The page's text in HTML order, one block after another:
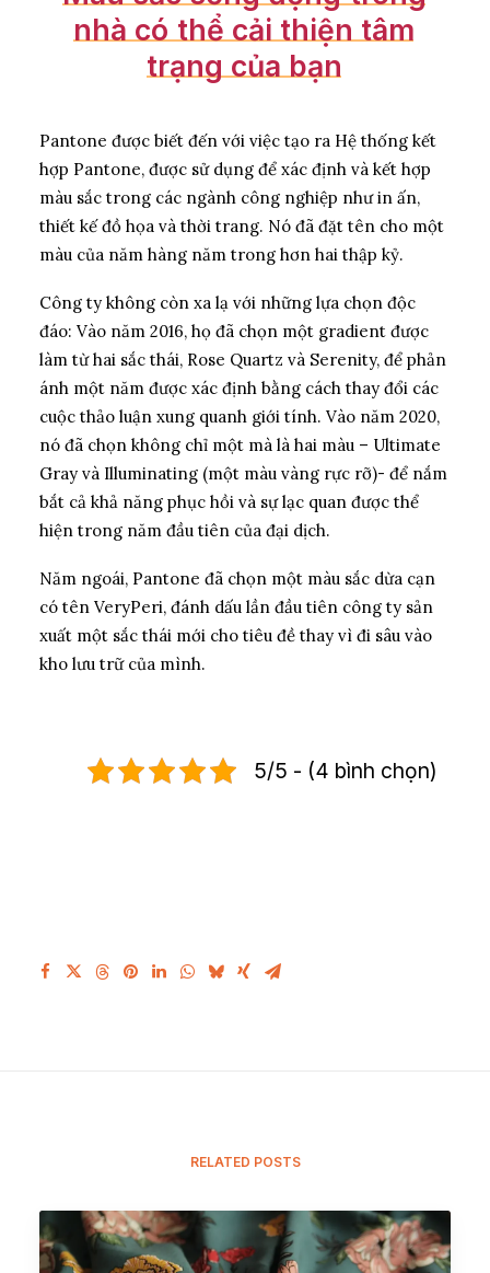
nhà có thể cải thiện tâm
trạng của bạn
Pantone được biết đến với việc tạo ra Hệ thống kết
hợp Pantone, được sử dụng để xác định và kết hợp
màu sắc trong các ngành công nghiệp như in ấn,
thiết kế đồ họa và thời trang. Nó đã đặt tên cho một
màu của năm hàng năm trong hơn hai thập kỷ.
Công ty không còn xa lạ với những lựa chọn độc
đáo: Vào năm 2016, họ đã chọn một gradient được
làm từ hai sắc thái, Rose Quartz và Serenity, để phản
ánh một năm được xác định bằng cách thay đổi các
cuộc thảo luận xung quanh giới tính. Vào năm 2020,
nó đã chọn không chỉ một mà là hai màu – Ultimate
Gray và Illuminating (một màu vàng rực rỡ)- để nắm
bắt cả khả năng phục hồi và sự lạc quan được thể
hiện trong năm đầu tiên của đại dịch.
Năm ngoái, Pantone đã chọn một màu sắc dừa cạn
có tên VeryPeri, đánh dấu lần đầu tiên công ty sản
xuất một sắc thái mới cho tiêu đề thay vì đi sâu vào
kho lưu trữ của mình.
5/5 - (4 bình chọn)
RELATED POSTS